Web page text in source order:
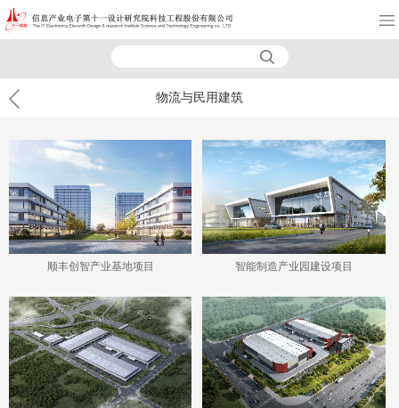
物流与民用建筑
顺丰创智产业基地项目 智能制造产业园建设项目